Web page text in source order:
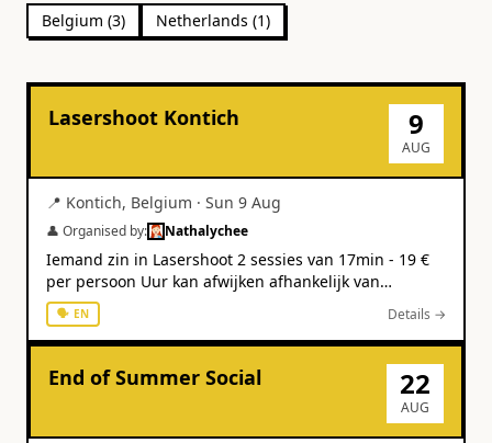
Belgium (3) Netherlands (1)
Lasershoot Kontich 9
AUG
📍 Kontich, Belgium · Sun 9 Aug
👤 Organised by: Nathalychee
Iemand zin in Lasershoot 2 sessies van 17min - 19 €
per persoon Uur kan afwijken afhankelijk van
beschikbaarheid Ten laatste 30 juni bevestigen zodat
er een reservatie kan gebeuren Aansluitend kunnen
we ergens iets gaan eten 😊
🗣 EN Details →
End of Summer Social 22
AUG